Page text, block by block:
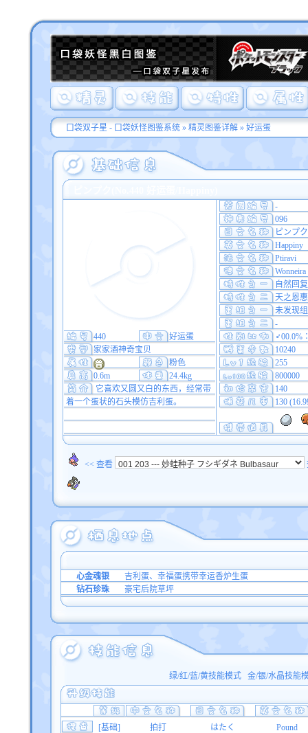
口袋双子星 - 口袋妖怪图鉴系统» 精灵图鉴详解» 好运蛋
-
096
ピンプク
Happiny
Ptiravi
Wonneira
自然回复
天之恩惠
未发现组
-
10240
255
800000
140
130
440
好运蛋
家家酒神奇宝贝
粉色
0.6m
24.4kg
它喜欢又圆又白的东西，经常带
着一个蛋状的石头模仿吉利蛋。
<< 查看
心金魂银
吉利蛋、幸福蛋携带幸运香炉生蛋
钻石珍珠
豪宅后院草坪
绿/红/蓝/黄技能模式 金/银/水晶技能
[基础] 拍打 はたく
Pound